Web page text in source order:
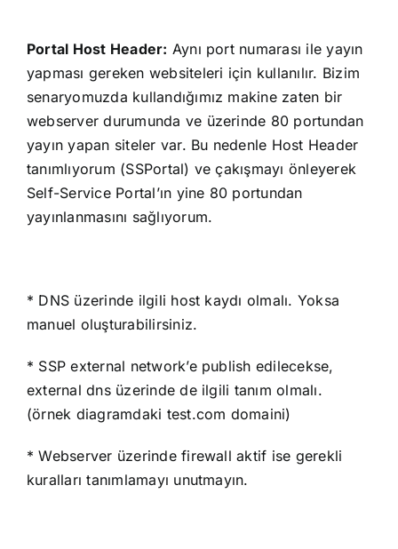
Portal Host Header: Aynı port numarası ile yayın
yapması gereken websiteleri için kullanılır. Bizim
senaryomuzda kullandığımız makine zaten bir
webserver durumunda ve üzerinde 80 portundan
yayın yapan siteler var. Bu nedenle Host Header
tanımlıyorum (SSPortal) ve çakışmayı önleyerek
Self-Service Portal’ın yine 80 portundan
yayınlanmasını sağlıyorum.
* DNS üzerinde ilgili host kaydı olmalı. Yoksa
manuel oluşturabilirsiniz.
* SSP external network’e publish edilecekse,
external dns üzerinde de ilgili tanım olmalı.
(örnek diagramdaki test.com domaini)
* Webserver üzerinde firewall aktif ise gerekli
kuralları tanımlamayı unutmayın.